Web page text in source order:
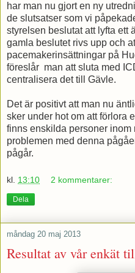
har man nu gjort en ny
de slutsatser som vi
styrelsen beslutat att lyfta ett
gamla beslutet rivs upp och
pacemakerinsättningar på
föreslår man att sluta med
centralisera det till Gävle.
Det är positivt att man nu
sker under hot om att förlora
finns enskilda personer
problemen med denna
pågår.
kl. 13:10 2 kommentarer:
Dela
måndag 20 maj 2013
Resultat av vår enkät